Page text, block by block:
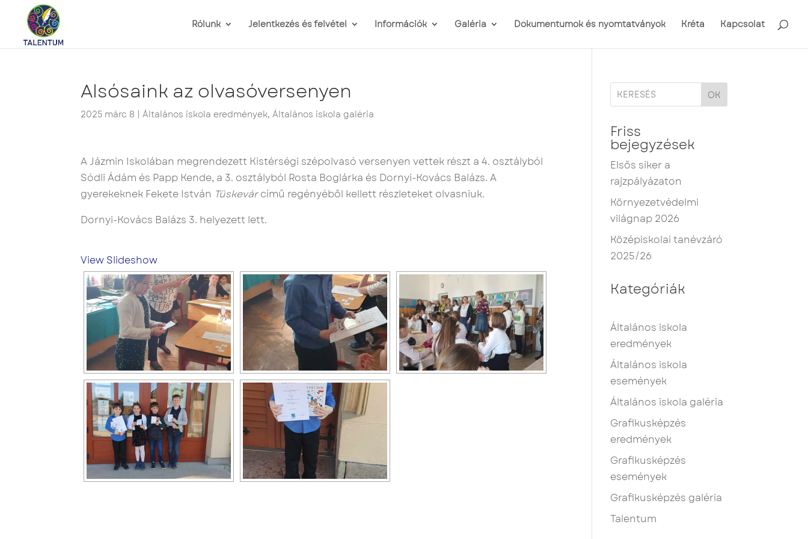
Rólunk Jelentkezés és felvétel Információk Galéria Dokumentumok és nyomtatványok Kréta Kapcsolat
Alsósaink az olvasóversenyen
2025 márc 8 |Általános iskola eredmények,Általános iskola galéria
A Jázmin Iskolában megrendezett Kistérségi szépolvasó versenyen vettek részt a 4. osztályból
Sódli Ádám és Papp Kende, a 3. osztályból Rosta Boglárka és Dornyi-Kovács Balázs. A
gyerekeknek Fekete István Tüskevárcímű regényéből kellett részleteket olvasniuk.
Dornyi-Kovács Balázs 3. helyezett lett.
View Slideshow
OK
Friss
bejegyzések
Elsős siker a
rajzpályázaton
Környezetvédelmi
világnap 2026
Középiskolai tanévzáró
2025/26
Kategóriák
Általános iskola
eredmények
Általános iskola
események
Általános iskola galéria
Grafikusképzés
eredmények
Grafikusképzés
események
Grafikusképzés galéria
Talentum